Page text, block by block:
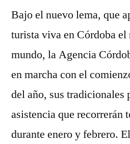
Bajo el nuevo lema, que
turista viva en Córdoba
mundo, la Agencia
en marcha con el
del año, sus tradicionales
asistencia que recorrerán
durante enero y febrero.